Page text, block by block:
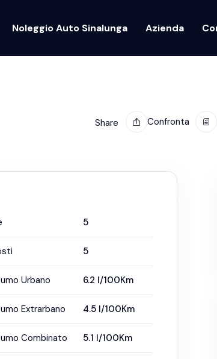
Noleggio Auto Sinalunga Azienda
Share Confronta
5
5
Urbano 6.2 l/100Km
Extrarbano 4.5 l/100Km
Combinato 5.1 l/100Km